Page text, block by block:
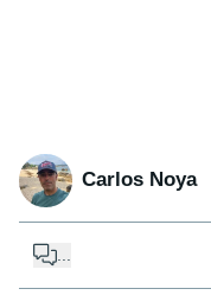
Carlos Noya